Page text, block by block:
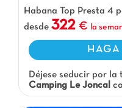
Habana Top Presta 4
desde 322 la
Déjese seducir por
Camping Le Joncal